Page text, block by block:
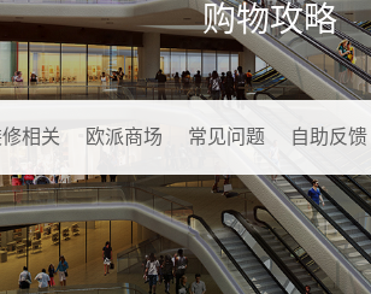
购物攻略
相关 欧派商场 常见问题 自助反馈